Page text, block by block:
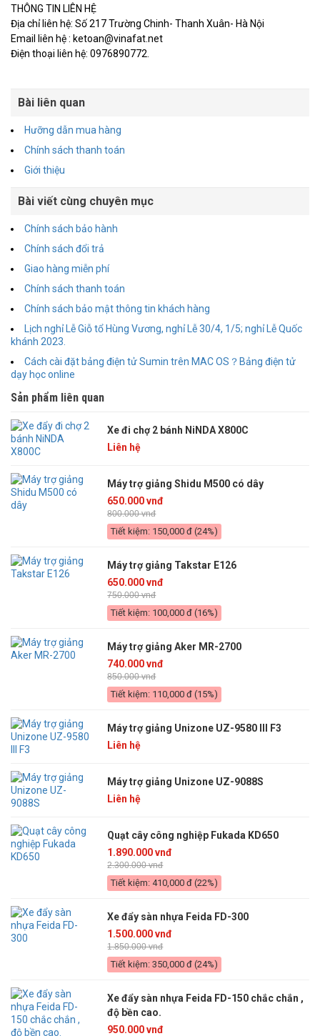
THÔNG TIN LIÊN HỆ
Địa chỉ liên hệ: Số 217 Trường Chinh- Thanh Xuân- Hà Nội
Email liên hệ : ketoan@vinafat.net
Điện thoại liên hệ: 0976890772.
Bài liên quan
Hưỡng dẫn mua hàng
Chính sách thanh toán
Giới thiệu
Bài viết cùng chuyên mục
Chính sách bảo hành
Chính sách đổi trả
Giao hàng miễn phí
Chính sách thanh toán
Chính sách bảo mật thông tin khách hàng
Lịch nghỉ Lễ Giỗ tổ Hùng Vương, nghỉ Lễ 30/4, 1/5; nghỉ Lễ Quốc
khánh 2023.
Cách cài đặt bảng điện tử Sumin trên MAC OS？Bảng điện tử
dạy học online
Sản phẩm liên quan
Xe đi chợ 2 bánh NiNDA X800C
Liên hệ
Máy trợ giảng Shidu M500 có dây
650.000 vnđ
800.000 vnđ
Tiết kiệm: 150,000 đ (24%)
Máy trợ giảng Takstar E126
650.000 vnđ
750.000 vnđ
Tiết kiệm: 100,000 đ (16%)
Máy trợ giảng Aker MR-2700
740.000 vnđ
850.000 vnđ
Tiết kiệm: 110,000 đ (15%)
Máy trợ giảng Unizone UZ-9580 III F3
Liên hệ
Máy trợ giảng Unizone UZ-9088S
Liên hệ
Quạt cây công nghiệp Fukada KD650
1.890.000 vnđ
2.300.000 vnđ
Tiết kiệm: 410,000 đ (22%)
Xe đẩy sàn nhựa Feida FD-300
1.500.000 vnđ
1.850.000 vnđ
Tiết kiệm: 350,000 đ (24%)
Xe đẩy sàn nhựa Feida FD-150 chắc chắn ,
độ bền cao.
950.000 vnđ